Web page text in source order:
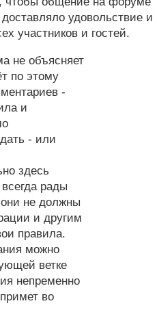
удовольствие и
участников и гостей.
не объясняет
по этому
-
и
- или
здесь
рады
не должны
и другим
правила.
можно
ветке
непременно
во